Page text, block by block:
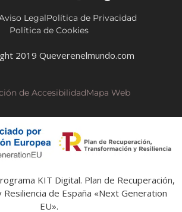
LegalPolítica de Privacidad
Política de Cookies
2019 Queverenelmundo.com
de AccesibilidadMapa Web
KIT Digital. Plan de Recuperación,
de España «Next Generation
EU».